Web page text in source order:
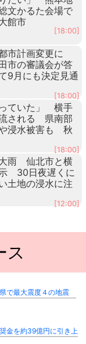
文かるた会場で
館市
[18:00]
市計画変更に
市の審議会が答
9月にも決定見通
[18:00]
っていた」 横手
される 県南部
浸水被害も 秋
[18:00]
雨 仙北市と横
30日夜遅くに
土地の浸水に注
[12:00]
ス
で最大震度４の地震
金を約39億円に引き上